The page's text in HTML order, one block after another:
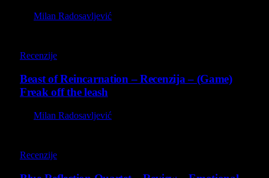
Milan Radosavljević
Recenzije
Beast of Reincarnation – Recenzija – (Game)
Freak off the leash
Milan Radosavljević
Recenzije